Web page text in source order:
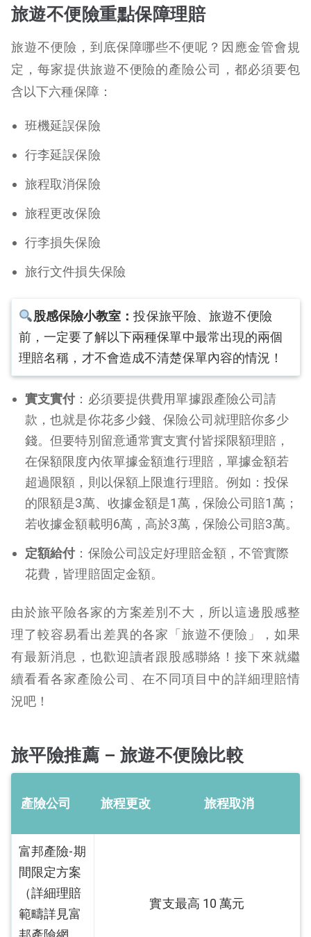
旅遊不便險重點保障理賠
旅遊不便險，到底保障哪些不便呢？因應金管會規
定，每家提供旅遊不便險的產險公司，都必須要包
含以下六種保障：
班機延誤保險
行李延誤保險
旅程取消保險
旅程更改保險
行李損失保險
旅行文件損失保險
股感保險小教室：投保旅平險、旅遊不便險
前，一定要了解以下兩種保單中最常出現的兩個
理賠名稱，才不會造成不清楚保單內容的情況！
實支實付 ：必須要提供費用單據跟產險公司請
款，也就是你花多少錢、保險公司就理賠你多少
錢。但要特別留意通常實支實付皆採限額理賠，
在保額限度內依單據金額進行理賠，單據金額若
超過限額，則以保額上限進行理賠。例如：投保
的限額是3萬、收據金額是1萬，保險公司賠1萬；
若收據金額載明6萬，高於3萬，保險公司賠3萬。
定額給付 ：保險公司設定好理賠金額，不管實際
花費，皆理賠固定金額。
由於旅平險各家的方案差別不大，所以這邊股感整
理了較容易看出差異的各家「旅遊不便險」，如果
有最新消息，也歡迎讀者跟股感聯絡！接下來就繼
續看看各家產險公司、在不同項目中的詳細理賠情
況吧！
旅平險推薦 – 旅遊不便險比較
產險公司 旅程更改 旅程取消
富邦產險-期
間限定方案
（詳細理賠
範疇詳見富
實支最高 10 萬元